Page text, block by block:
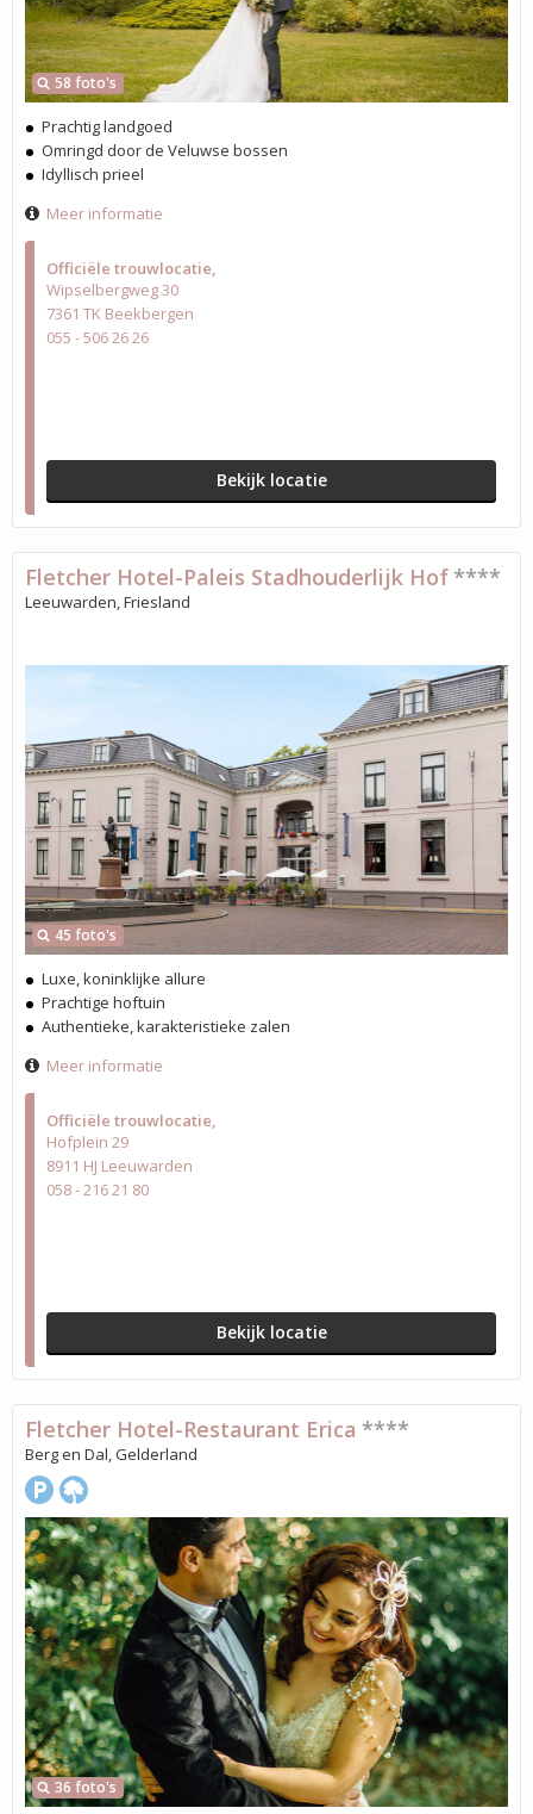
Officiële trouwlocatie
Wipselbergweg 30
7361 TK Beekbergen
055 - 506 26 26
Bekijk locatie
58 foto's
Prachtig landgoed
Omringd door de Veluwse bossen
Idyllisch prieel
Meer informatie
Officiële trouwlocatie
Hofplein 29
8911 HJ Leeuwarden
058 - 216 21 80
Bekijk locatie
45 foto's
Fletcher Hotel-Paleis Stadhouderlijk Hof ****
Leeuwarden, Friesland
Luxe, koninklijke allure
Prachtige hoftuin
Authentieke, karakteristieke zalen
Meer informatie
36 foto's
Fletcher Hotel-Restaurant Erica ****
Berg en Dal, Gelderland